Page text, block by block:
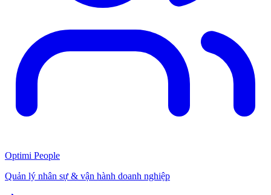
Optimi People
Quản lý nhân sự & vận hành doanh nghiệp